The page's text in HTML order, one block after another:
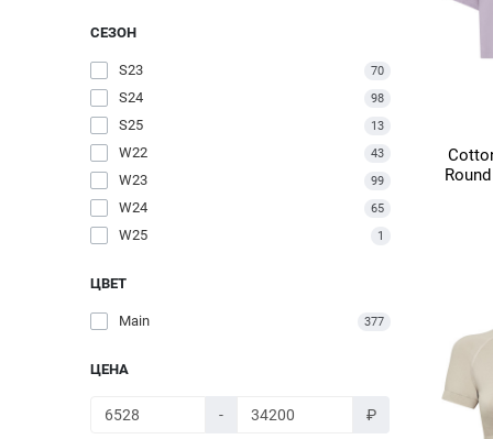
СЕЗОН
S23 70
S24 98
S25 13
W22 43
W23 99
W24 65
W25 1
ЦВЕТ
Main 377
ЦЕНА
- ₽